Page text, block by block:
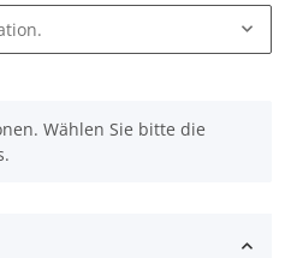
Wählen Sie bitte die